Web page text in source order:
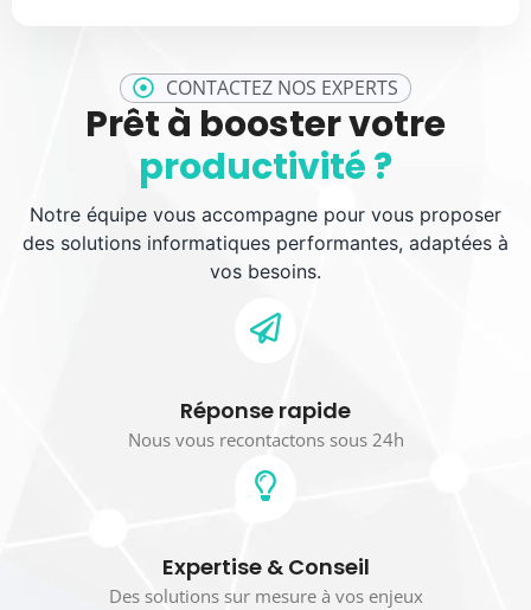
CONTACTEZ NOS EXPERTS
Prêt à booster votre
productivité ?
Notre équipe vous accompagne pour vous proposer
des solutions informatiques performantes, adaptées à
vos besoins.
Réponse rapide
Nous vous recontactons sous 24h
Expertise & Conseil
Des solutions sur mesure à vos enjeux